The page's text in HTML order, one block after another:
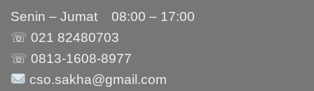
Senin – Jumat 08:00 – 17:00
☏ 021 82480703
☏ 0813-1608-8977
cso.sakha@gmail.com